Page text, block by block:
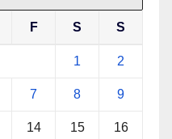
F S S
1 2
7 8 9
14 15 16